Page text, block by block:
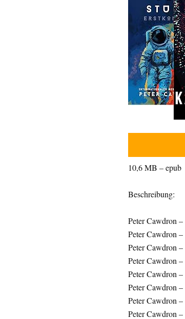
10,6 MB – epub
Beschreibung:
Peter Cawdron
Peter Cawdron
Peter Cawdron
Peter Cawdron
Peter Cawdron
Peter Cawdron
Peter Cawdron
Peter Cawdron